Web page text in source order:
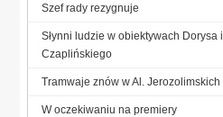
Szef rady rezygnuje
Słynni ludzie w obiektywach Dorysa i
Czaplińskiego
Tramwaje znów w Al. Jerozolimskich
W oczekiwaniu na premiery